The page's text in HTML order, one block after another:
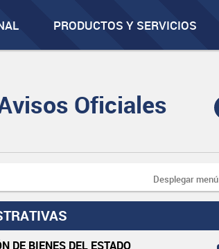
PRODUCTOS Y SERVICIOS
Oficiales
Desplegar menú
DE BIENES DEL ESTADO